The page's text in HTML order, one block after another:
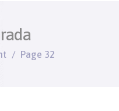
Page 32